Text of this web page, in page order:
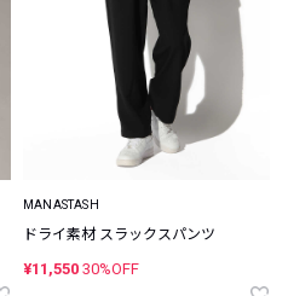
MANASTASH
ドライ素材 スラックスパンツ
¥11,550 30%OFF